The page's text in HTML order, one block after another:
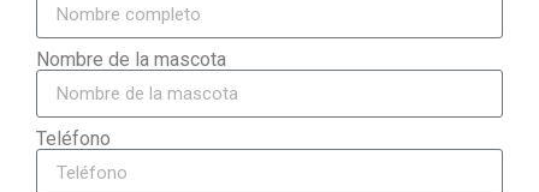
Nombre de la mascota
Teléfono